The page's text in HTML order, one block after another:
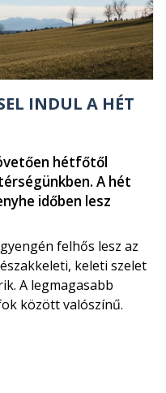
INDUL A HÉT
hétfőtől
A hét
időben lesz
felhős lesz az
keleti szelet
A legmagasabb
között valószínű.